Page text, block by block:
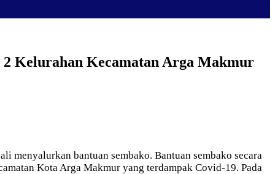
2 Kelurahan Kecamatan Arga Makmur
menyalurkan bantuan sembako. Bantuan sembako secara
Kota Arga Makmur yang terdampak Covid-19. Pada